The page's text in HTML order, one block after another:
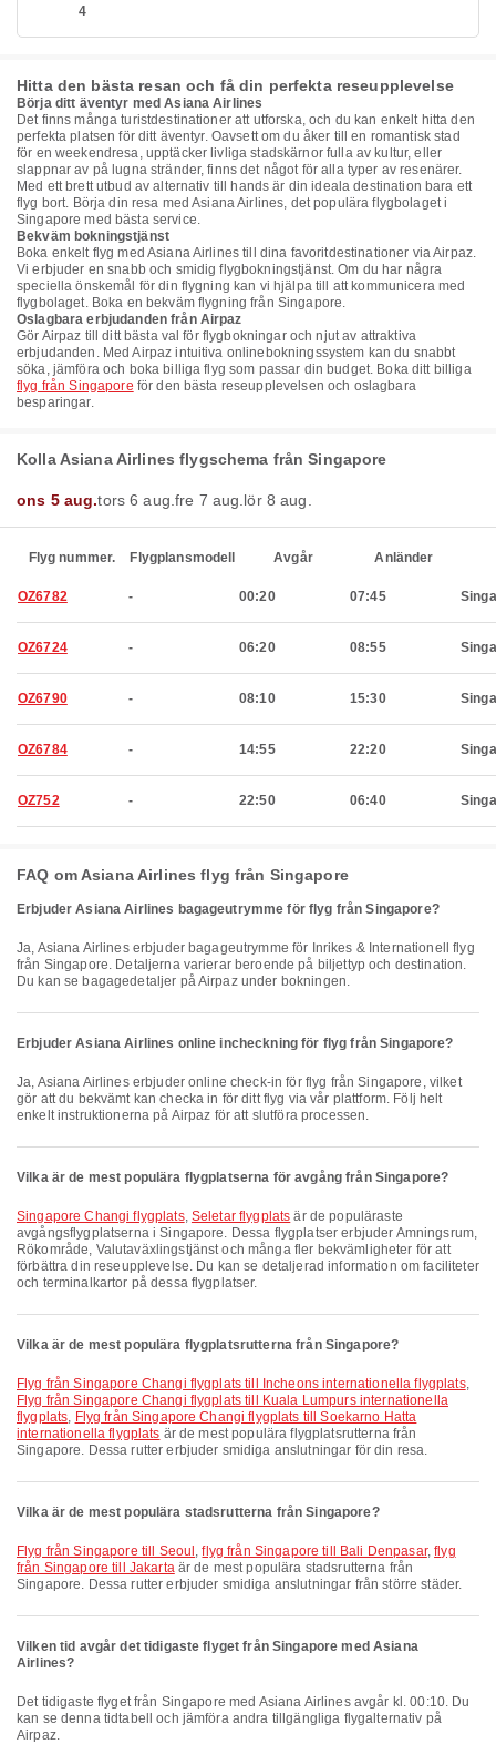
4
Hitta den bästa resan och få din perfekta reseupplevelse
Börja ditt äventyr med Asiana Airlines
Det finns många turistdestinationer att utforska, och du kan enkelt hitta den
perfekta platsen för ditt äventyr. Oavsett om du åker till en romantisk stad
för en weekendresa, upptäcker livliga stadskärnor fulla av kultur, eller
slappnar av på lugna stränder, finns det något för alla typer av resenärer.
Med ett brett utbud av alternativ till hands är din ideala destination bara ett
flyg bort. Börja din resa med Asiana Airlines, det populära flygbolaget i
Singapore med bästa service.
Bekväm bokningstjänst
Boka enkelt flyg med Asiana Airlines till dina favoritdestinationer via Airpaz.
Vi erbjuder en snabb och smidig flygbokningstjänst. Om du har några
speciella önskemål för din flygning kan vi hjälpa till att kommunicera med
flygbolaget. Boka en bekväm flygning från Singapore.
Oslagbara erbjudanden från Airpaz
Gör Airpaz till ditt bästa val för flygbokningar och njut av attraktiva
erbjudanden. Med Airpaz intuitiva onlinebokningssystem kan du snabbt
söka, jämföra och boka billiga flyg som passar din budget. Boka ditt billiga
flyg från Singapore för den bästa reseupplevelsen och oslagbara
besparingar.
Kolla Asiana Airlines flygschema från Singapore
ons 5 aug.tors 6 aug. fre 7 aug. lör 8 aug.
Flyg nummer. Flygplansmodell Avgår Anländer
OZ6782 - 00:20 07:45
OZ6724 - 06:20 08:55
OZ6790 - 08:10 15:30
OZ6784 - 14:55 22:20
OZ752 - 22:50 06:40
FAQ om Asiana Airlines flyg från Singapore
Erbjuder Asiana Airlines bagageutrymme för flyg från Singapore?
Ja, Asiana Airlines erbjuder bagageutrymme för Inrikes & Internationell flyg
från Singapore. Detaljerna varierar beroende på biljettyp och destination.
Du kan se bagagedetaljer på Airpaz under bokningen.
Erbjuder Asiana Airlines online incheckning för flyg från Singapore?
Ja, Asiana Airlines erbjuder online check-in för flyg från Singapore, vilket
gör att du bekvämt kan checka in för ditt flyg via vår plattform. Följ helt
enkelt instruktionerna på Airpaz för att slutföra processen.
Vilka är de mest populära flygplatserna för avgång från Singapore?
Singapore Changi flygplats, Seletar flygplats är de populäraste
avgångsflygplatserna i Singapore. Dessa flygplatser erbjuder Amningsrum,
Rökområde, Valutaväxlingstjänst och många fler bekvämligheter för att
förbättra din reseupplevelse. Du kan se detaljerad information om faciliteter
och terminalkartor på dessa flygplatser.
Vilka är de mest populära flygplatsrutterna från Singapore?
Flyg från Singapore Changi flygplats till Incheons internationella flygplats,
Flyg från Singapore Changi flygplats till Kuala Lumpurs internationella
flygplats, Flyg från Singapore Changi flygplats till Soekarno Hatta
internationella flygplats är de mest populära flygplatsrutterna från
Singapore. Dessa rutter erbjuder smidiga anslutningar för din resa.
Vilka är de mest populära stadsrutterna från Singapore?
flyg från Singapore till Seoul ,flyg från Singapore till Bali Denpasar,flyg
från Singapore till Jakartaär de mest populära stadsrutterna från
Singapore. Dessa rutter erbjuder smidiga anslutningar från större städer.
Vilken tid avgår det tidigaste flyget från Singapore med Asiana
Airlines?
Det tidigaste flyget från Singapore med Asiana Airlines avgår kl. 00:10. Du
kan se denna tidtabell och jämföra andra tillgängliga flygalternativ på
Airpaz.